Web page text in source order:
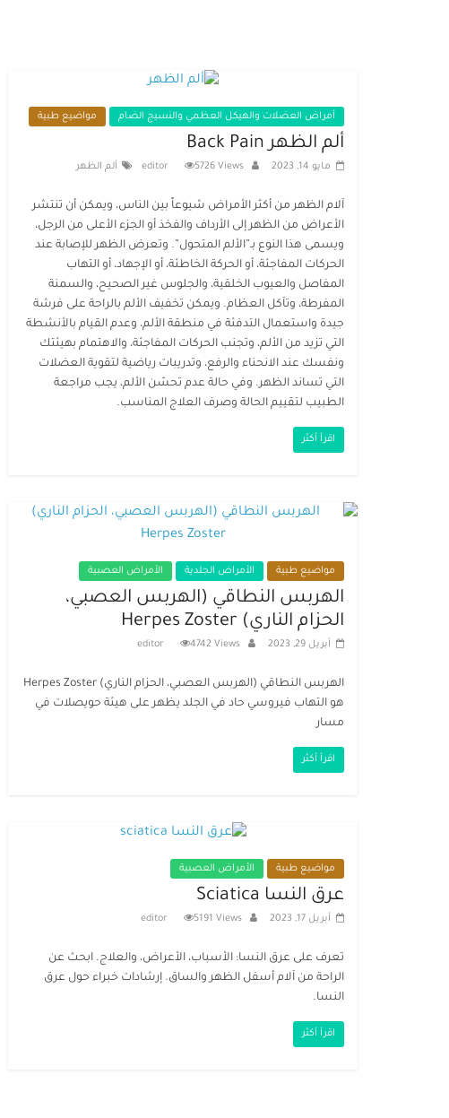
أمراض العضلات والهيكل العظمي والنسيج الضام مواضيع طبية
ألم الظهر Back Pain
مايو 14, 2023 editor 5726 Views ألم الظهر
آلام الظهر من أكثر الأمراض شيوعاً بين الناس، ويمكن أن تنتشر
الأعراض من الظهر إلى الأرداف والفخذ أو الجزء الأعلى من الرجل،
ويسمى هذا النوع بـ”الألم المتحول”. وتعرض الظهر للإصابة عند
الحركات المفاجئة، أو الحركة الخاطئة، أو الإجهاد، أو التهاب
المفاصل والعيوب الخلقية، والجلوس غير الصحيح، والسمنة
المفرطة، وتآكل العظام. ويمكن تخفيف الألم بالراحة على فرشة
جيدة واستعمال التدفئة في منطقة الألم، وعدم القيام بالأنشطة
التي تزيد من الألم، وتجنب الحركات المفاجئة، والاهتمام بهيئتك
ونفسك عند الانحناء والرفع، وتدريبات رياضية لتقوية العضلات
التي تساند الظهر. وفي حالة عدم تحسّن الألم، يجب مراجعة
الطبيب لتقييم الحالة وصرف العلاج المناسب.
اقرأ أكثر
مواضيع طبية الأمراض الجلدية الأمراض العصبية
الهربس النطاقي (الهربس العصبي،
الحزام الناري) Herpes Zoster​
أبريل 29, 2023 editor 4742 Views
الهربس النطاقي (الهربس العصبي، الحزام الناري) Herpes Zoster
هو التهاب فيروسي حاد في الجلد يظهر على هيئة حويصلات في
مسار
اقرأ أكثر
مواضيع طبية الأمراض العصبية
عرق النسا Sciatica
أبريل 17, 2023 editor 5191 Views
تعرف على عرق النسا: الأسباب، الأعراض، والعلاج. ابحث عن
الراحة من آلام أسفل الظهر والساق. إرشادات خبراء حول عرق
النسا.
اقرأ أكثر